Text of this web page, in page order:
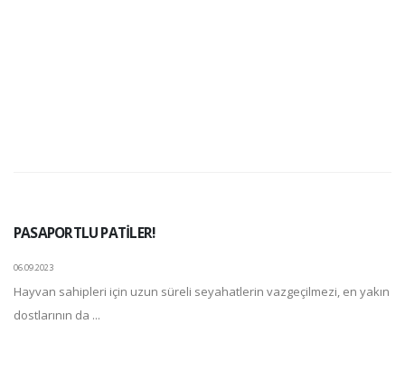
PASAPORTLU PATİLER!
06.09.2023
Hayvan sahipleri için uzun süreli seyahatlerin vazgeçilmezi, en yakın
dostlarının da ...